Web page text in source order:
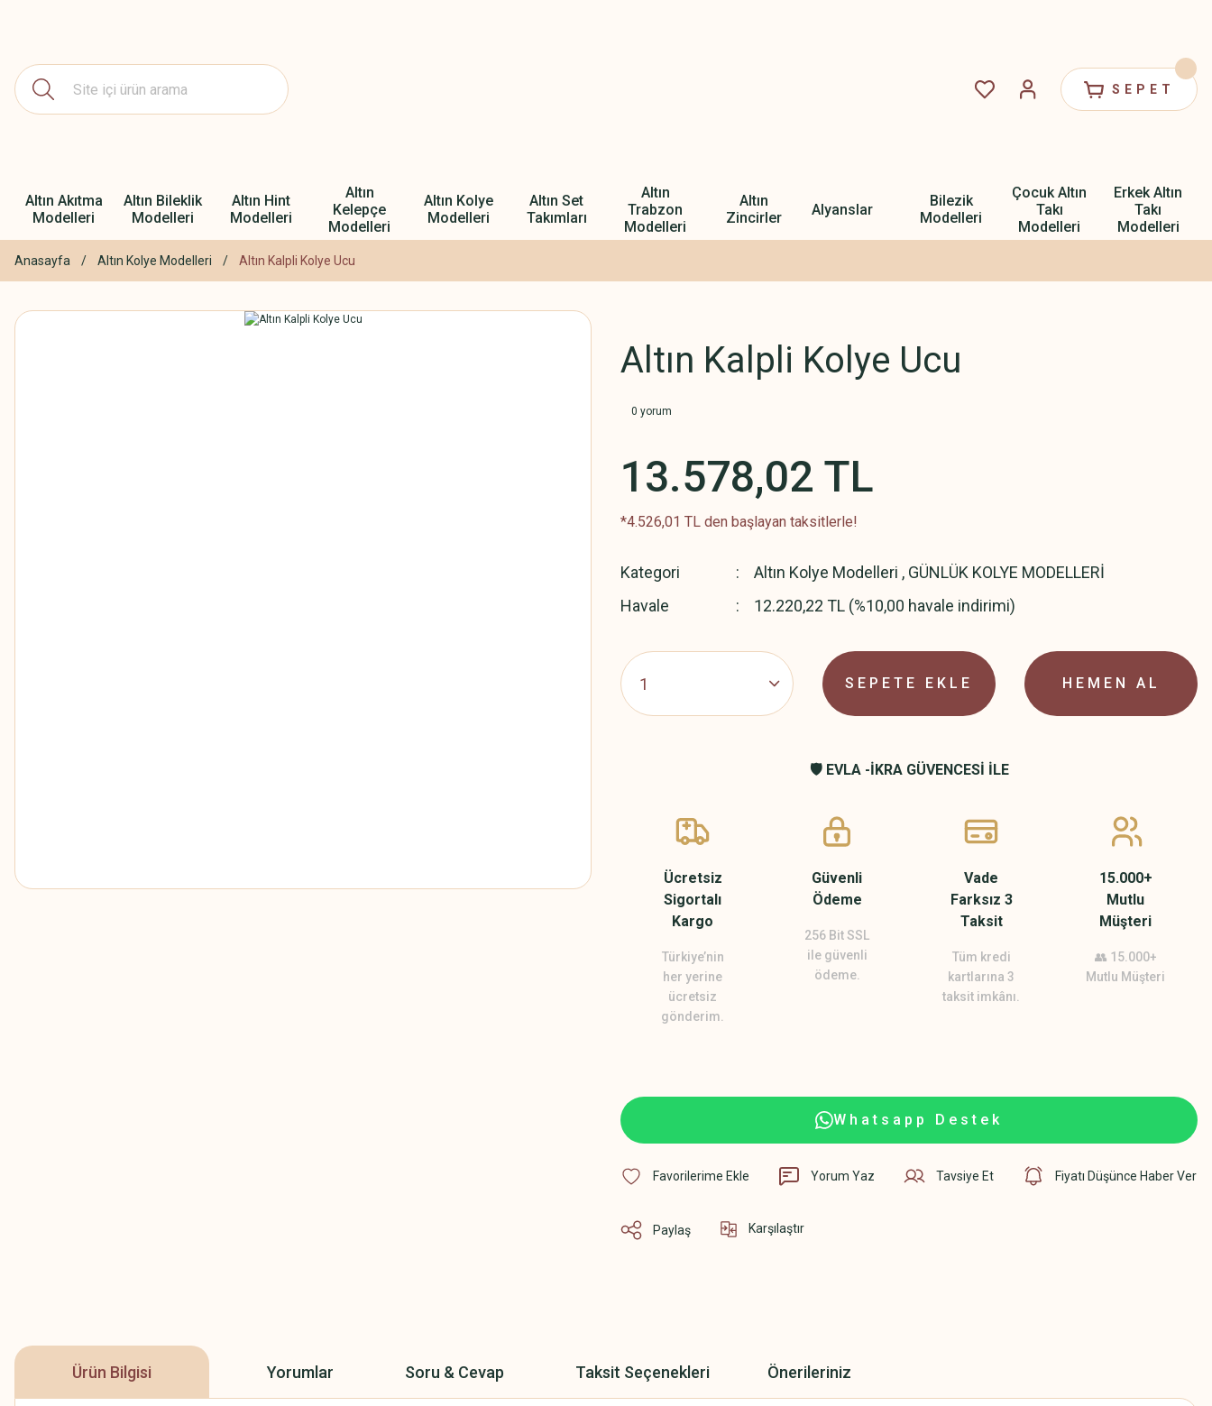
SEPET
Altın Akıtma
Modelleri
Altın Bileklik
Modelleri
Altın Hint
Modelleri
Altın
Kelepçe
Modelleri
Altın Kolye
Modelleri
Altın Set
Takımları
Altın
Trabzon
Modelleri
Altın
Zincirler
Alyanslar
Bilezik
Modelleri
Çocuk Altın
Takı
Modelleri
Erkek Altın
Takı
Modelleri
Anasayfa Altın Kolye Modelleri Altın Kalpli Kolye Ucu
Altın Kalpli Kolye Ucu
0 yorum
13.578,02 TL
*4.526,01 TL den başlayan taksitlerle!
Kategori Altın Kolye Modelleri , GÜNLÜK KOLYE MODELLERİ
Havale
12.220,22 TL (%10,00 havale indirimi)
SEPETE EKLE HEMEN AL
🛡️ EVLA -İKRA GÜVENCESİ İLE
Ücretsiz
Sigortalı
Kargo
Türkiye’nin
her yerine
ücretsiz
gönderim.
Güvenli
Ödeme
256 Bit SSL
ile güvenli
ödeme.
Vade
Farksız 3
Taksit
Tüm kredi
kartlarına 3
taksit imkânı.
15.000+
Mutlu
Müşteri
👥 15.000+
Mutlu Müşteri
Whatsapp Destek
Yorum Yaz Tavsiye Et Fiyatı Düşünce Haber Ver
Paylaş Karşılaştır
Ürün Bilgisi Yorumlar Soru & Cevap Taksit Seçenekleri Önerileriniz